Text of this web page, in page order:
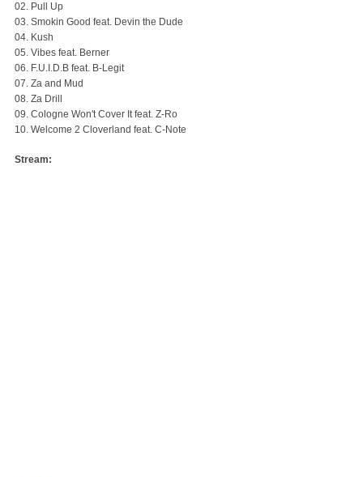
02. Pull Up
03. Smokin Good feat. Devin the Dude
04. Kush
05. Vibes feat. Berner
06. F.U.I.D.B feat. B-Legit
07. Za and Mud
08. Za Drill
09. Cologne Won't Cover It feat. Z-Ro
10. Welcome 2 Cloverland feat. C-Note
Stream: